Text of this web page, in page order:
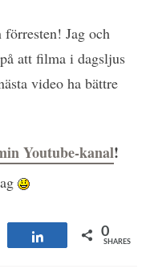
Jag och
att filma i dagsljus
video ha bättre
Youtube-kanal!
Share 0
SHARES